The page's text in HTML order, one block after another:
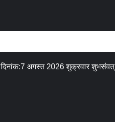
अगस्त 2026 शुक्रवार शुभसंवत्